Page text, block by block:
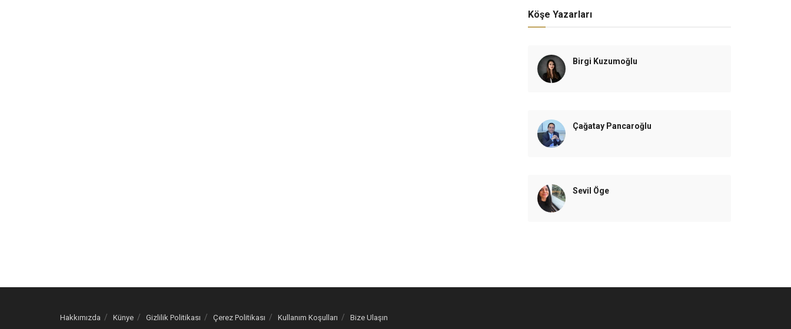
Köşe Yazarları
Birgi Kuzumoğlu
Çağatay Pancaroğlu
Sevil Öge
Hakkımızda Künye Gizlilik Politikası Çerez Politikası Kullanım Koşulları Bize Ulaşın